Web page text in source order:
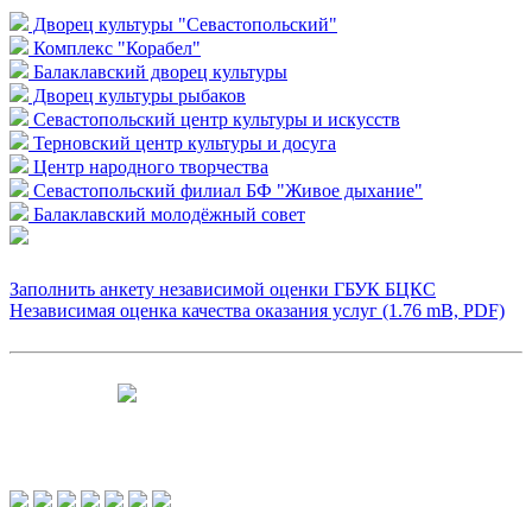
Дворец культуры "Севастопольский"
Комплекс "Корабел"
Балаклавский дворец культуры
Дворец культуры рыбаков
Севастопольский центр культуры и искусств
Терновский центр культуры и досуга
Центр народного творчества
Севастопольский филиал БФ "Живое дыхание"
Балаклавский молодёжный совет
Заполнить анкету независимой оценки ГБУК БЦКС
Независимая оценка качества оказания услуг (1.76 mB, PDF)